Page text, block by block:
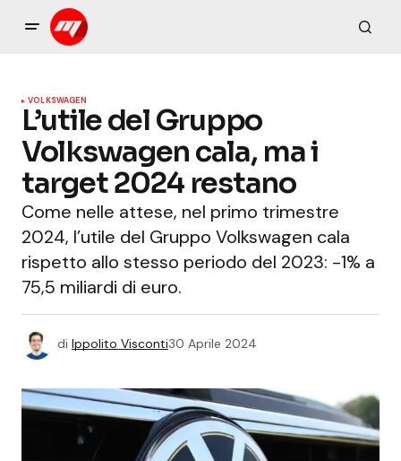
VOLKSWAGEN
L’utile del Gruppo
Volkswagen cala, ma i
target 2024 restano
Come nelle attese, nel primo trimestre
2024, l’utile del Gruppo Volkswagen cala
rispetto allo stesso periodo del 2023: -1% a
75,5 miliardi di euro.
di Ippolito Visconti30 Aprile 2024